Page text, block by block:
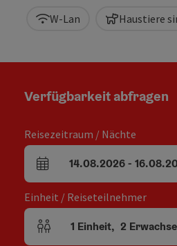
W-Lan Haustiere
Verfügbarkeit abfragen
Reisezeitraum / Nächte
An- und Abreisefelder
14.08.2026-
Einheit / Reiseteilnehmer
Einheitenanzahl und
1 Einheit, 2